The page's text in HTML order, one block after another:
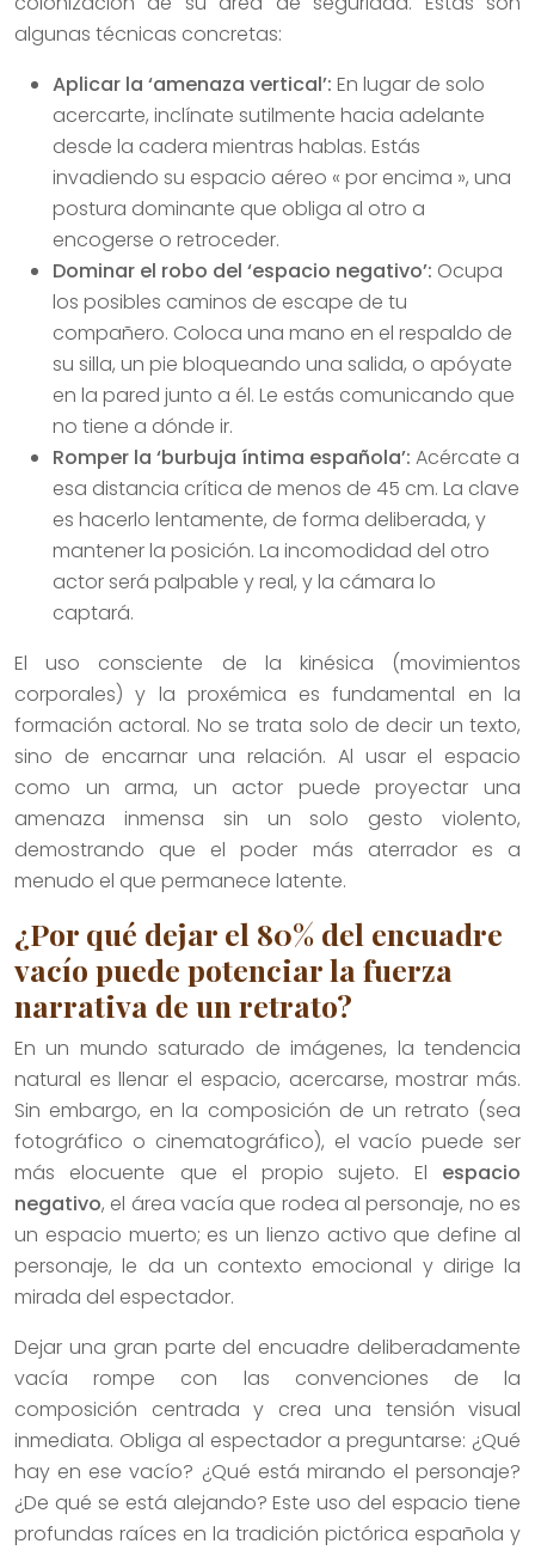
algunas técnicas concretas:
Aplicar la ‘amenaza vertical’: En lugar de solo
acercarte, inclínate sutilmente hacia adelante
desde la cadera mientras hablas. Estás
invadiendo su espacio aéreo « por encima », una
postura dominante que obliga al otro a
encogerse o retroceder.
Dominar el robo del ‘espacio negativo’: Ocupa
los posibles caminos de escape de tu
compañero. Coloca una mano en el respaldo de
su silla, un pie bloqueando una salida, o apóyate
en la pared junto a él. Le estás comunicando que
no tiene a dónde ir.
Romper la ‘burbuja íntima española’: Acércate a
esa distancia crítica de menos de 45 cm. La clave
es hacerlo lentamente, de forma deliberada, y
mantener la posición. La incomodidad del otro
actor será palpable y real, y la cámara lo
captará.
El uso consciente de la kinésica (movimientos
corporales) y la proxémica es fundamental en la
formación actoral. No se trata solo de decir un texto,
sino de encarnar una relación. Al usar el espacio
como un arma, un actor puede proyectar una
amenaza inmensa sin un solo gesto violento,
demostrando que el poder más aterrador es a
menudo el que permanece latente.
¿Por qué dejar el 80% del encuadre
vacío puede potenciar la fuerza
narrativa de un retrato?
En un mundo saturado de imágenes, la tendencia
natural es llenar el espacio, acercarse, mostrar más.
Sin embargo, en la composición de un retrato (sea
fotográfico o cinematográfico), el vacío puede ser
más elocuente que el propio sujeto. El espacio
negativo, el área vacía que rodea al personaje, no es
un espacio muerto; es un lienzo activo que define al
personaje, le da un contexto emocional y dirige la
mirada del espectador.
Dejar una gran parte del encuadre deliberadamente
vacía rompe con las convenciones de la
composición centrada y crea una tensión visual
inmediata. Obliga al espectador a preguntarse: ¿Qué
hay en ese vacío? ¿Qué está mirando el personaje?
¿De qué se está alejando? Este uso del espacio tiene
profundas raíces en la tradición pictórica española y